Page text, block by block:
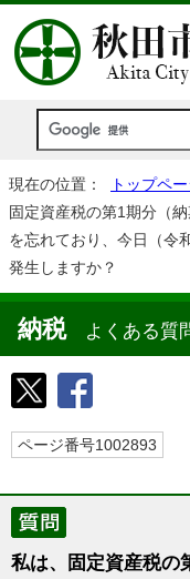
現在の位置： トップペ
固定資産税の第1期分（
を忘れており、今日（令
発生しますか？
納税よくある質
ページ番号1002893
私は、固定資産税の